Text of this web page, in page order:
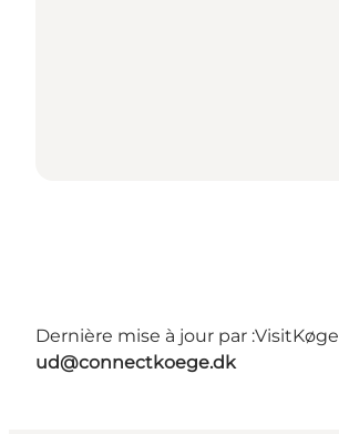
Dernière mise à jour par :VisitKøge
ud@connectkoege.dk